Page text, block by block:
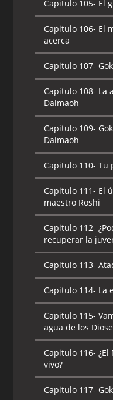
Capitulo 105- El
Capitulo 106- El
acerca
Capitulo 107-
Capitulo 108- La
Daimaoh
Capitulo 109-
Daimaoh
Capitulo 110- Tu
Capitulo 111- El
maestro Roshi
Capitulo 112-
recuperar la
Capitulo 113-
Capitulo 114- La
Capitulo 115-
agua de los
Capitulo 116- ¿El
vivo?
Capitulo 117-